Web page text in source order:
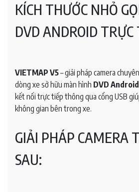
KÍCH THƯỚC NHỎ
DVD ANDROID TRỰC
VIETMAP V5– giải pháp camera
dòng xe sở hữu màn hình DVD Android
kết nối trực tiếp thông qua cổng USB
không gian bên trong xe.
GIẢI PHÁP CAMERA
SAU: